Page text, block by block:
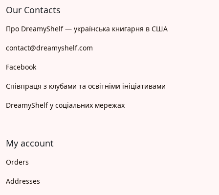
Our Contacts
Про DreamyShelf — українська книгарня в США
contact@dreamyshelf.com
Facebook
Співпраця з клубами та освітніми ініціативами
DreamyShelf у соціальних мережах
My account
Orders
Addresses